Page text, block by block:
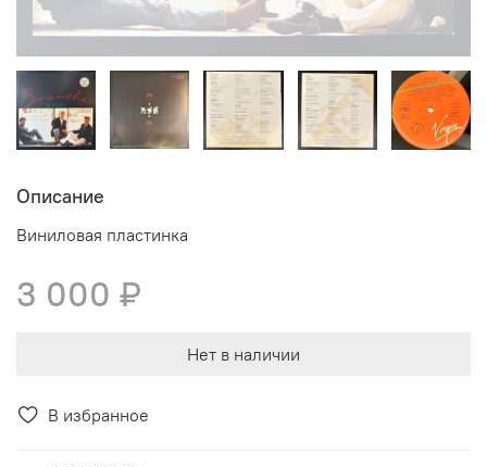
В избранное
Описание
Виниловая пластинка
3 000 ₽
Нет в наличии